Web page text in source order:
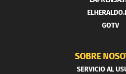
GOTV
SOBRE
SERVICIO AL